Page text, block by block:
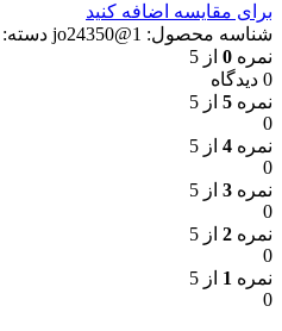
برای مقایسه اضافه کنید
شناسه محصول: 1@jo24350 دسته:
نمره 0 از 5
0 دیدگاه
نمره 5 از 5
0
نمره 4 از 5
0
نمره 3 از 5
0
نمره 2 از 5
0
نمره 1 از 5
0